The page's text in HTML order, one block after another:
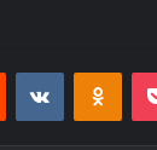
Reddit VKontakte